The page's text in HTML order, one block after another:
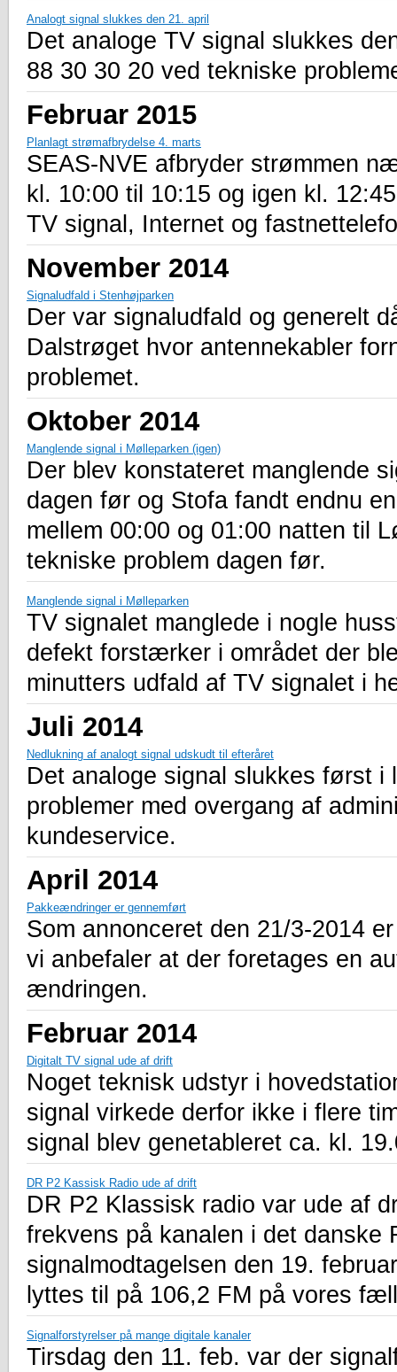
Analogt signal slukkes den 21. april
Det analoge TV signal slukkes
88 30 30 20 ved tekniske
Februar 2015
Planlagt strømafbrydelse 4. marts
SEAS-NVE afbryder strømmen
kl. 10:00 til 10:15 og igen kl.
TV signal, Internet og
November 2014
Signaludfald i Stenhøjparken
Der var signaludfald og generelt
Dalstrøget hvor antennekabler
problemet.
Oktober 2014
Manglende signal i Mølleparken (igen)
Der blev konstateret manglende
dagen før og Stofa fandt endnu
mellem 00:00 og 01:00 natten til
tekniske problem dagen før.
Manglende signal i Mølleparken
TV signalet manglede i nogle
defekt forstærker i området der
minutters udfald af TV signalet i
Juli 2014
Nedlukning af analogt signal udskudt til efteråret
Det analoge signal slukkes først
problemer med overgang af
kundeservice.
April 2014
Pakkeændringer er gennemført
Som annonceret den 21/3-2014
vi anbefaler at der foretages en
ændringen.
Februar 2014
Digitalt TV signal ude af drift
Noget teknisk udstyr i
signal virkede derfor ikke i flere
signal blev genetableret ca. kl.
DR P2 Kassisk Radio ude af drift
DR P2 Klassisk radio var ude af
frekvens på kanalen i det danske
signalmodtagelsen den 19.
lyttes til på 106,2 FM på vores
Signalforstyrelser på mange digitale kanaler
Tirsdag den 11. feb. var der